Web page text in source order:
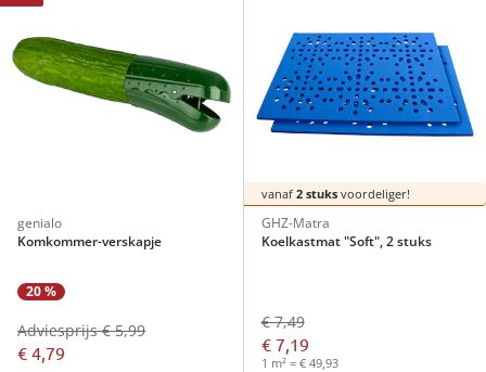
genialo
Komkommer-verskapje
20 %
€ 4,79
Adviesprijs € 5,99
vanaf 2 stuksvoordeliger!
GHZ-Matra
Koelkastmat "Soft", 2 stuks
€ 7,49
€ 7,19
1 m² = € 49,93